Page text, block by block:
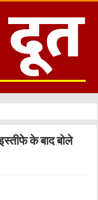
इस्तीफे के बाद बोले